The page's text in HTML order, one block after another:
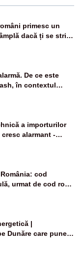
primesc un
dacă ți se strică
De ce este
în contextul
a importurilor
alarmant -
cod
urmat de cod roșu
urcă spre 40°C
|
Dunăre care pune
era